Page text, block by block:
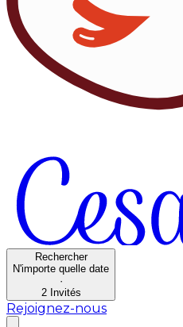
Rechercher
N'importe quelle date
·
2 Invités
Rejoignez-nous